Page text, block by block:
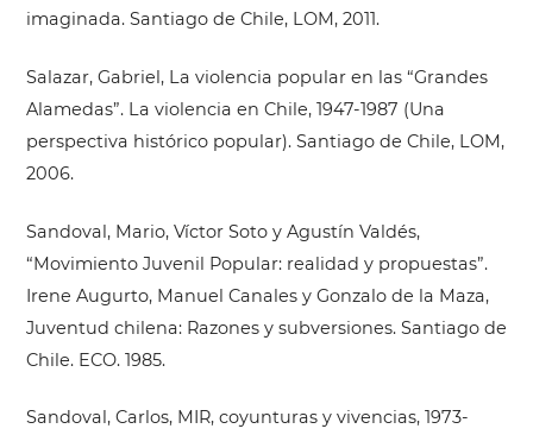
imaginada. Santiago de Chile, LOM, 2011.
Salazar, Gabriel, La violencia popular en las “Grandes
Alamedas”. La violencia en Chile, 1947-1987 (Una
perspectiva histórico popular). Santiago de Chile, LOM,
2006.
Sandoval, Mario, Víctor Soto y Agustín Valdés,
“Movimiento Juvenil Popular: realidad y propuestas”.
Irene Augurto, Manuel Canales y Gonzalo de la Maza,
Juventud chilena: Razones y subversiones. Santiago de
Chile. ECO. 1985.
Sandoval, Carlos, MIR, coyunturas y vivencias, 1973-